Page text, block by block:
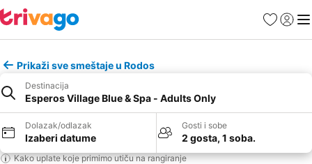
FavoritiPrijavi
Prikaži sve smeštaje u Rodos
Destinacija
Esperos Village Blue & Spa - Adults Only
Dolazak/odlazak
Izaberi datume
Gosti i sobe
2 gosta, 1 soba.
Kako uplate koje primimo utiču na rangiranje